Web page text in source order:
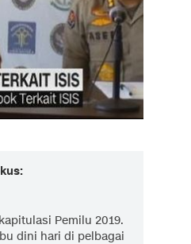
Pemilu 2019.
dini hari di pelbagai